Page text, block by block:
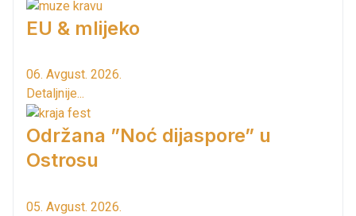
EU & mlijeko
06. Avgust. 2026.
Detaljnije...
Održana ”Noć dijaspore” u
Ostrosu
05. Avgust. 2026.